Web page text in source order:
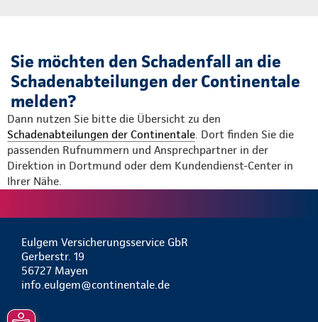
Sie möchten den Schadenfall an die
Schadenabteilungen der Continentale
melden?
Dann nutzen Sie bitte die Übersicht zu den
Schadenabteilungen der Continentale. Dort finden Sie die
passenden Rufnummern und Ansprechpartner in der
Direktion in Dortmund oder dem Kundendienst-Center in
Ihrer Nähe.
Eulgem Versicherungsservice GbR
Gerberstr. 19
56727 Mayen
info.eulgem@continentale.de